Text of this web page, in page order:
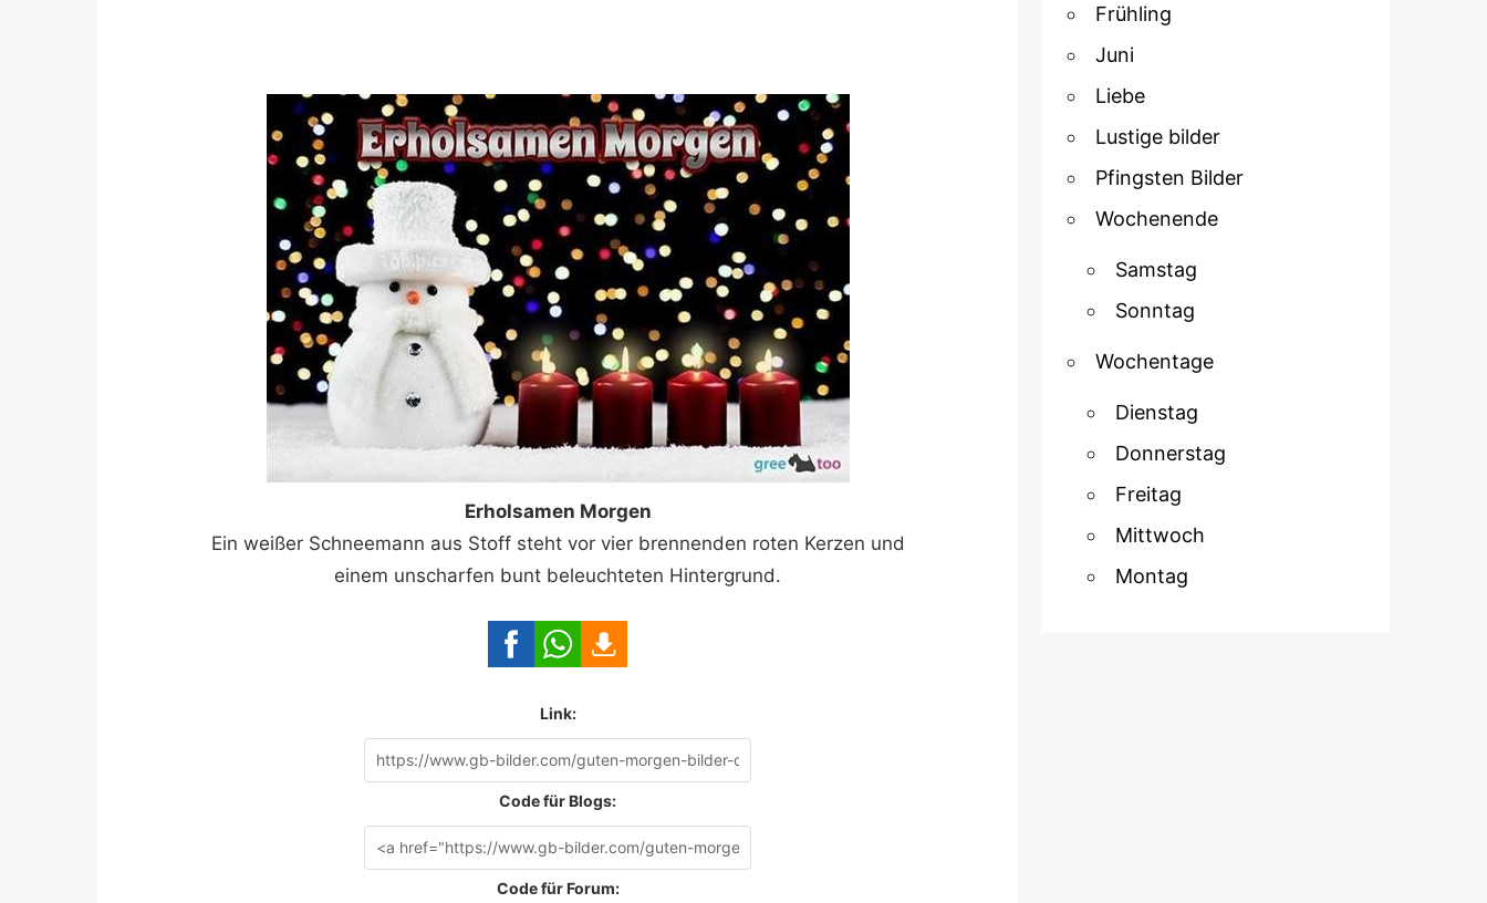
Erholsamen Morgen
Ein weißer Schneemann aus Stoff steht vor vier brennenden roten Kerzen und
einem unscharfen bunt beleuchteten Hintergrund.
Link:
Code für Blogs:
Code für Forum:
Frühling
Juni
Liebe
Lustige bilder
Pfingsten Bilder
Wochenende
Samstag
Sonntag
Wochentage
Dienstag
Donnerstag
Freitag
Mittwoch
Montag